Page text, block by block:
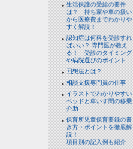
生活保護の受給の要件
は？ 持ち家や車の扱い
から医療費までわかりや
すく解説！
認知症は何科を受診すれ
ばいい？ 専門医が教え
る！ 受診のタイミング
や病院選びのポイント
回想法とは？
相談支援専門員の仕事
イラストでわかりやすい
ベッドと⾞いす間の移乗
介助
保育所児童保育要録の書
き方・ポイントを徹底解
説！
項目別の記入例も紹介